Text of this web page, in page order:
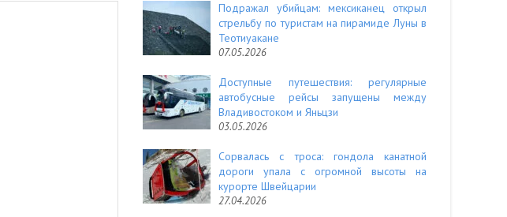
Подражал убийцам: мексиканец открыл
стрельбу по туристам на пирамиде Луны в
Теотиуакане
07.05.2026
Доступные путешествия: регулярные
автобусные рейсы запущены между
Владивостоком и Яньцзи
03.05.2026
Сорвалась с троса: гондола канатной
дороги упала с огромной высоты на
курорте Швейцарии
27.04.2026